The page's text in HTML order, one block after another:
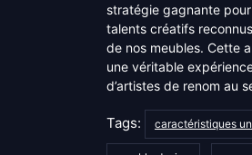
stratégie gagnante
talents créatifs
de nos meubles. Cette
une véritable
d’artistes de renom au
Tags: caractéristiques